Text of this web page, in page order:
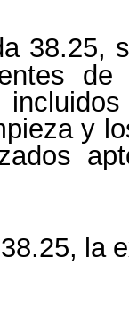
38.25,
y
38.25, la